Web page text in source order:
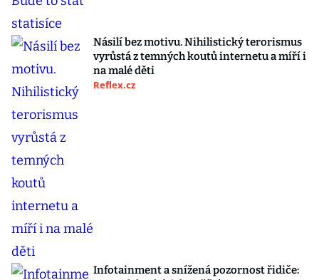
Násilí bez motivu. Nihilistický terorismus
vyrůstá z temných koutů internetu a míří i
na malé děti
Reflex.cz
Infotainment a snížená pozornost řidiče: